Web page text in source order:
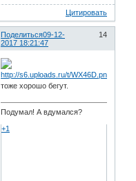
Цитировать
Поделиться 14
09-12-
2017 18:21:47
тоже хорошо бегут.
Подумал! А вдумался?
+1